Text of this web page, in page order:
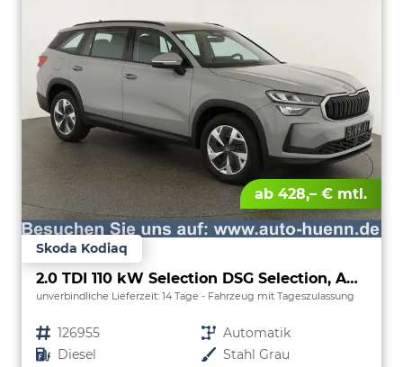
ab 428,– € mtl.
Skoda Kodiaq
2.0 TDI 110 kW Selection DSG Selection, AHK, Navi, Side, Kamera, Winter, 4 J.-Garantie
unverbindliche Lieferzeit: 14 Tage Fahrzeug mit Tageszulassung
Fahrzeugnr. 126955 Getriebe Automatik
Kraftstoff Diesel Außenfarbe Stahl Grau